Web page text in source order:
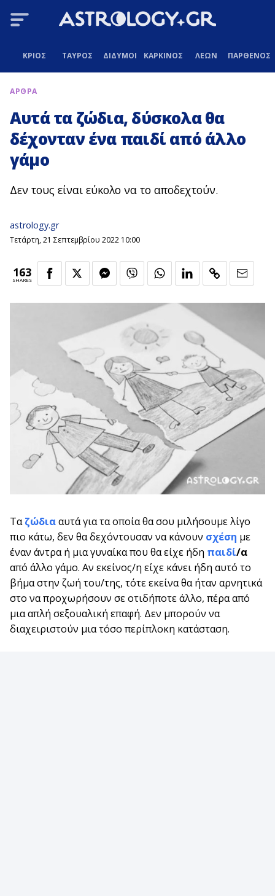
ΚΡΙΟΣ ΤΑΥΡΟΣ ΔΙΔΥΜΟΙ ΚΑΡΚΙΝΟΣ ΛΕΩΝ ΠΑΡΘΕΝΟΣ
ΑΡΘΡΑ
Αυτά τα ζώδια, δύσκολα θα
δέχονταν ένα παιδί από άλλο
γάμο
Δεν τους είναι εύκολο να το αποδεχτούν.
astrology.gr
Τετάρτη, 21 Σεπτεμβρίου 2022 10:00
163
SHARES
Ταζώδιααυτά για τα οποία θα σου μιλήσουμε λίγο
πιο κάτω, δεν θα δεχόντουσαν να κάνουν σχέση με
έναν άντρα ή μια γυναίκα που θα είχε ήδη παιδί/α
από άλλο γάμο. Αν εκείνος/η είχε κάνει ήδη αυτό το
βήμα στην ζωή του/της, τότε εκείνα θα ήταν αρνητικά
στο να προχωρήσουν σε οτιδήποτε άλλο, πέρα από
μια απλή σεξουαλική επαφή. Δεν μπορούν να
διαχειριστούν μια τόσο περίπλοκη κατάσταση.